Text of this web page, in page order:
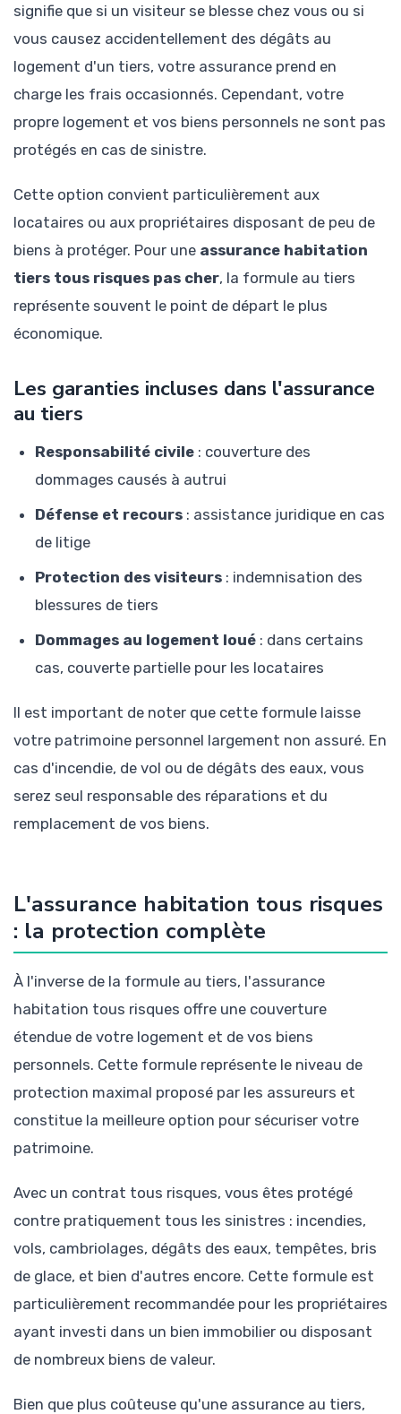
signifie que si un visiteur se blesse chez vous ou si
vous causez accidentellement des dégâts au
logement d'un tiers, votre assurance prend en
charge les frais occasionnés. Cependant, votre
propre logement et vos biens personnels ne sont pas
protégés en cas de sinistre.
Cette option convient particulièrement aux
locataires ou aux propriétaires disposant de peu de
biens à protéger. Pour une assurance habitation
tiers tous risques pas cher, la formule au tiers
représente souvent le point de départ le plus
économique.
Les garanties incluses dans l'assurance
au tiers
Responsabilité civile : couverture des
dommages causés à autrui
Défense et recours : assistance juridique en cas
de litige
Protection des visiteurs : indemnisation des
blessures de tiers
Dommages au logement loué : dans certains
cas, couverte partielle pour les locataires
Il est important de noter que cette formule laisse
votre patrimoine personnel largement non assuré. En
cas d'incendie, de vol ou de dégâts des eaux, vous
serez seul responsable des réparations et du
remplacement de vos biens.
L'assurance habitation tous risques
: la protection complète
À l'inverse de la formule au tiers, l'assurance
habitation tous risques offre une couverture
étendue de votre logement et de vos biens
personnels. Cette formule représente le niveau de
protection maximal proposé par les assureurs et
constitue la meilleure option pour sécuriser votre
patrimoine.
Avec un contrat tous risques, vous êtes protégé
contre pratiquement tous les sinistres : incendies,
vols, cambriolages, dégâts des eaux, tempêtes, bris
de glace, et bien d'autres encore. Cette formule est
particulièrement recommandée pour les propriétaires
ayant investi dans un bien immobilier ou disposant
de nombreux biens de valeur.
Bien que plus coûteuse qu'une assurance au tiers,